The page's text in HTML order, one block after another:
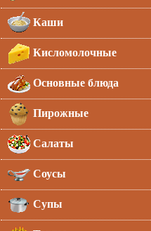
Каши
Кисломолочные
Основные блюда
Пирожные
Салаты
Соусы
Супы